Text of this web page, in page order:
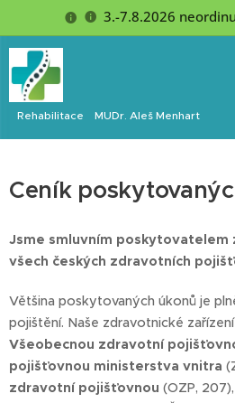
3.-7.8.2026
Rehabilitace MUDr. Aleš Menhart
Ceník
Jsme smluvním poskytovatelem
všech českých zdravotních
Většina poskytovaných úkonů je
pojištění. Naše zdravotnické
Všeobecnou zdravotní
pojišťovnou ministerstva vnitra
zdravotní pojišťovnou (OZP, 207),